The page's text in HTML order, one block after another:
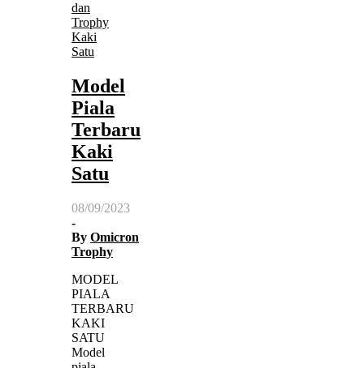
dan
Trophy
Kaki
Satu
Model
Piala
Terbaru
Kaki
Satu
08/09/2023
-
By Omicron
Trophy
MODEL
PIALA
TERBARU
KAKI
SATU
Model